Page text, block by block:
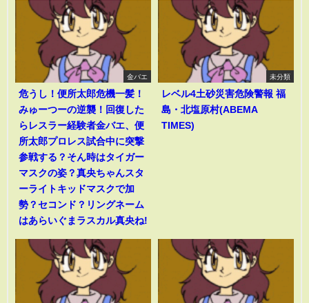
金バエ
危うし！便所太郎危機一髪！
みゅーつーの逆襲！回復した
らレスラー経験者金バエ、便
所太郎プロレス試合中に突撃
参戦する？そん時はタイガー
マスクの姿？真央ちゃんスタ
ーライトキッドマスクで加
勢？セコンド？リングネーム
はあらいぐまラスカル真央ね!
未分類
レベル4土砂災害危険警報 福
島・北塩原村(ABEMA
TIMES)